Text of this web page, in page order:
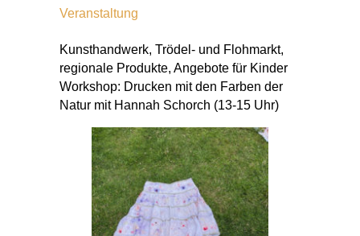
Veranstaltung
Kunsthandwerk, Trödel- und Flohmarkt,
regionale Produkte, Angebote für Kinder
Workshop: Drucken mit den Farben der
Natur mit Hannah Schorch (13-15 Uhr)